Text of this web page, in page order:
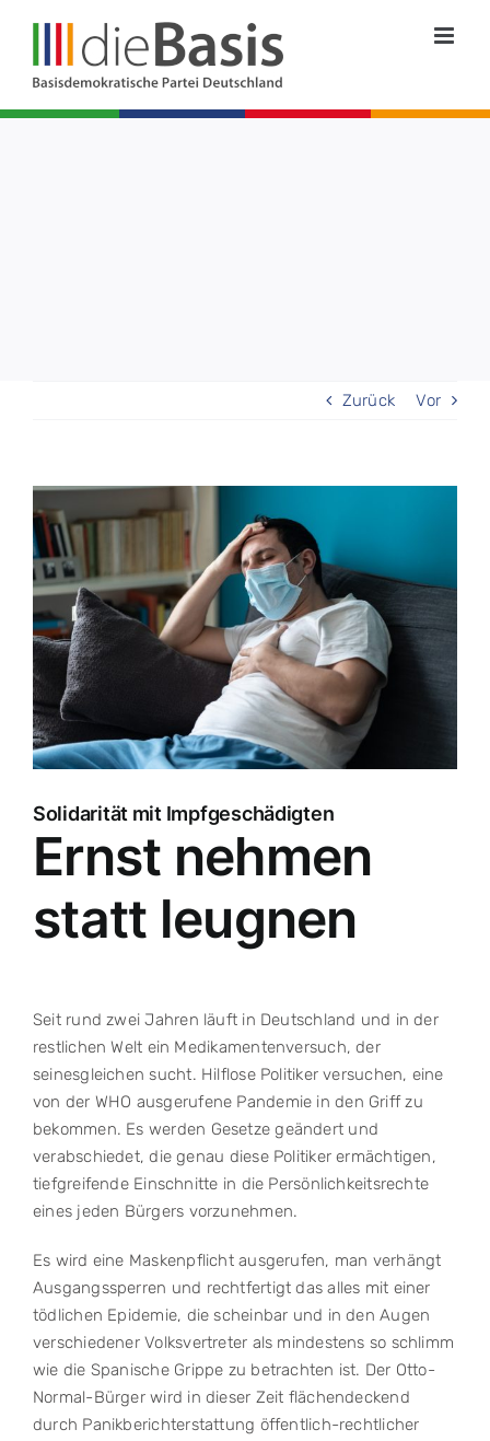
springen
Zurück Vor
Zeige
grösseres
Bild
Solidarität mit Impfgeschädigten
Ernst nehmen
statt leugnen
Seit rund zwei Jahren läuft in Deutschland und in der
restlichen Welt ein Medikamentenversuch, der
seinesgleichen sucht. Hilflose Politiker versuchen, eine
von der WHO ausgerufene Pandemie in den Griff zu
bekommen. Es werden Gesetze geändert und
verabschiedet, die genau diese Politiker ermächtigen,
tiefgreifende Einschnitte in die Persönlichkeitsrechte
eines jeden Bürgers vorzunehmen.
Es wird eine Maskenpflicht ausgerufen, man verhängt
Ausgangssperren und rechtfertigt das alles mit einer
tödlichen Epidemie, die scheinbar und in den Augen
verschiedener Volksvertreter als mindestens so schlimm
wie die Spanische Grippe zu betrachten ist. Der Otto-
Normal-Bürger wird in dieser Zeit flächendeckend
durch Panikberichterstattung öffentlich-rechtlicher